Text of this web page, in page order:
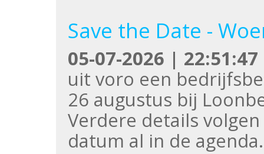
Save the Date -
05-07-2026 | 22:51:47
uit voro een
26 augustus bij
Verdere details
datum al in de